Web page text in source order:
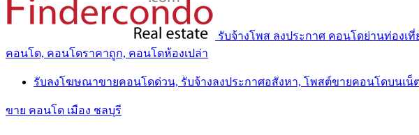
รับจ้างโพส ลงประกาศ คอนโดย่านท่องเ
คอนโด, คอนโดราคาถูก, คอนโดห้องเปล่า
รับลงโฆษณาขายคอนโดด่วน, รับจ้างลงประกาศอสังหา, โพสต์ขายคอนโดบนเน็
ขาย คอนโด เมือง ชลบุรี